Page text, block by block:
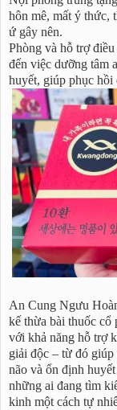
hôn mê, mất ý thức,
ứ gây nên.
Phòng và hỗ trợ
đến việc dưỡng tâm
huyết, giúp phục hồi
An Cung Ngưu
kế thừa bài thuốc
với khả năng hỗ trợ
giải độc – từ đó
não và ổn định
những ai đang tìm
kinh một cách tự